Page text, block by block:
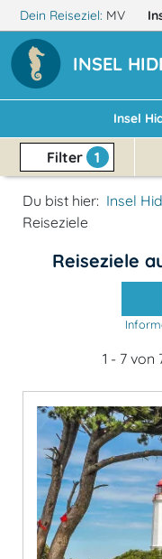
Dein Reiseziel: MV
INSEL
Insel
Filter 1
Du bist hier: Insel
Reiseziele
Reiseziele
1 - 7